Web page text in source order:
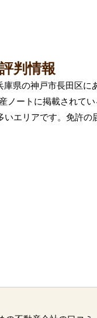
判情報
県の神戸市長田区に
ノートに掲載されて
いエリアです。免許の